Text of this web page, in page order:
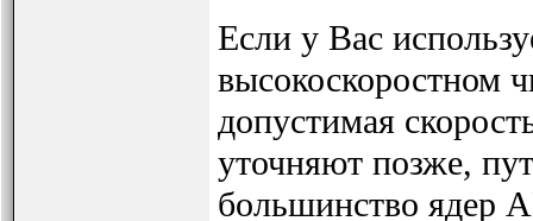
Если у Вас
высокоскоростном
допустимая
уточняют позже,
большинство ядер